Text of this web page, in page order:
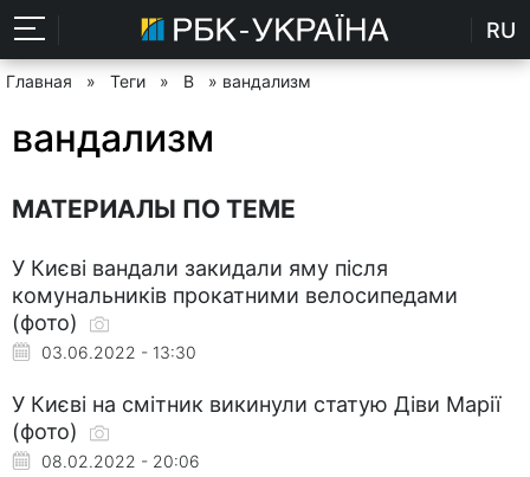
RU
Главная » Теги » В » вандализм
вандализм
МАТЕРИАЛЫ ПО ТЕМЕ
У Києві вандали закидали яму після
комунальників прокатними велосипедами
(фото)
03.06.2022 - 13:30
У Києві на смітник викинули статую Діви Марії
(фото)
08.02.2022 - 20:06